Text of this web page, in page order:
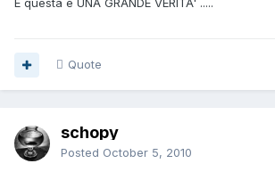
E questa è UNA GRANDE VERITA' .....
Quote
schopy
Posted October 5, 2010